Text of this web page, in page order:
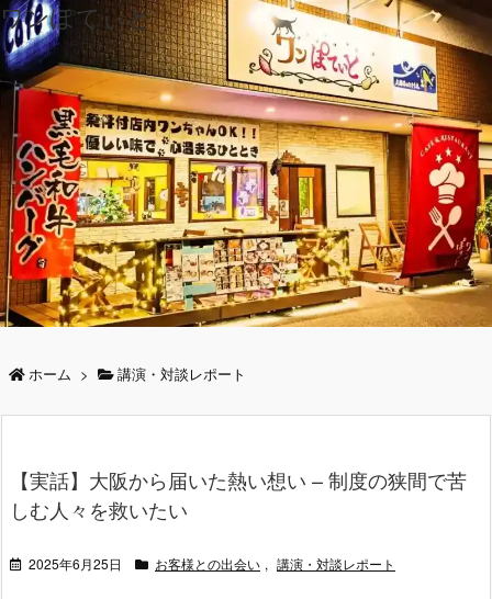
ワンぽてぃと
ホーム > 講演・対談レポート
【実話】大阪から届いた熱い想い – 制度の狭間で苦
しむ人々を救いたい
2025年6月25日 お客様との出会い , 講演・対談レポート